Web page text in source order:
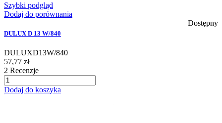
Szybki podgląd
Dodaj do porównania
Dostępny
DULUX D 13 W/840
DULUXD13W/840
57,77 zł
2 Recenzje
Dodaj do koszyka